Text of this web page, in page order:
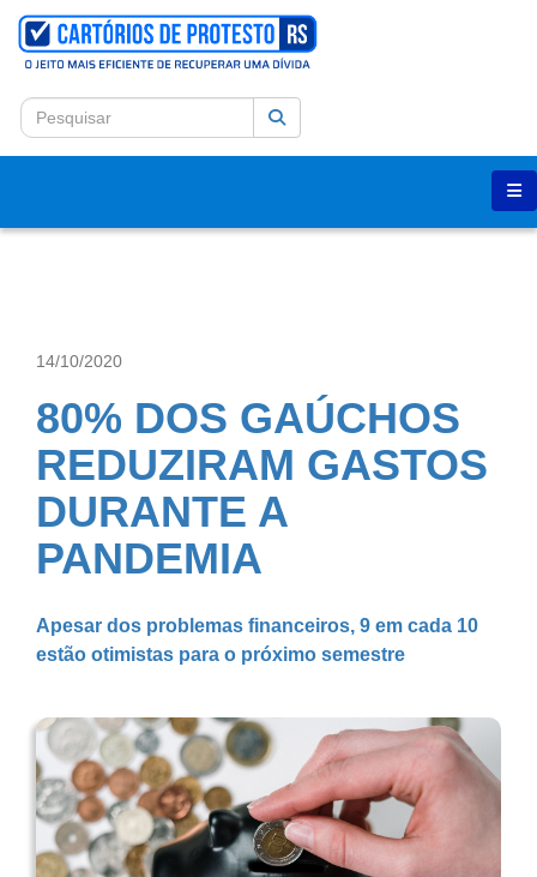
14/10/2020
80% DOS GAÚCHOS
REDUZIRAM GASTOS
DURANTE A
PANDEMIA
Apesar dos problemas financeiros, 9 em cada 10
estão otimistas para o próximo semestre